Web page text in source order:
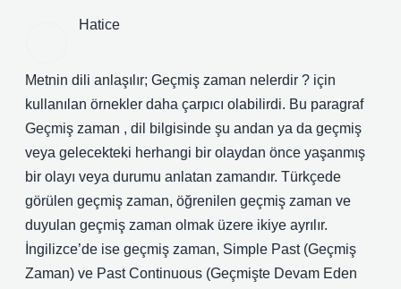
Hatice
Metnin dili anlaşılır; Geçmiş zaman nelerdir ? için
kullanılan örnekler daha çarpıcı olabilirdi. Bu paragraf
Geçmiş zaman , dil bilgisinde şu andan ya da geçmiş
veya gelecekteki herhangi bir olaydan önce yaşanmış
bir olayı veya durumu anlatan zamandır. Türkçede
görülen geçmiş zaman, öğrenilen geçmiş zaman ve
duyulan geçmiş zaman olmak üzere ikiye ayrılır.
İngilizce’de ise geçmiş zaman, Simple Past (Geçmiş
Zaman) ve Past Continuous (Geçmişte Devam Eden